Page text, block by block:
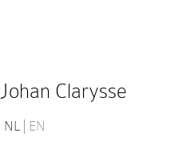
Johan Clarysse
NL EN